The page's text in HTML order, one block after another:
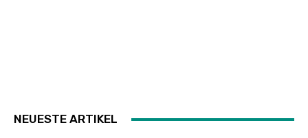
NEUESTE ARTIKEL